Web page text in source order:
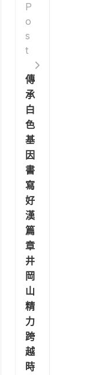
P
o
s
t
傳
承
白
色
基
因
書
寫
好
漢
篇
章
井
岡
山
精
力
跨
越
時